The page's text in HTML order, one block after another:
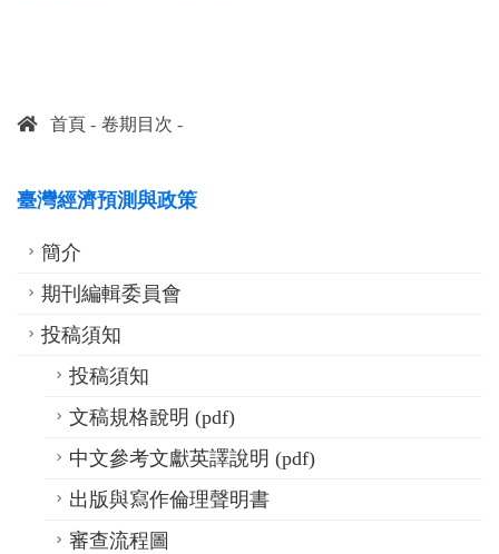
首頁 卷期目次
臺灣經濟預測與政策
簡介
期刊編輯委員會
投稿須知
投稿須知
文稿規格說明 (pdf)
中文參考文獻英譯說明 (pdf)
出版與寫作倫理聲明書
審查流程圖